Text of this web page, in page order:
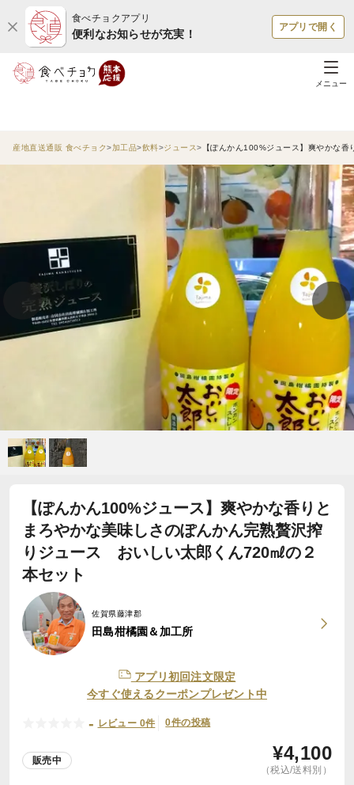
食べチョクアプリ
便利なお知らせが充実！
アプリで開く
メニュー
産地直送通販 食べチョク 加工品 飲料 ジュース 【ぽんかん100%ジュース】爽やかな
【ぽんかん100%ジュース】爽やかな香りと
まろやかな美味しさのぽんかん完熟贅沢搾
りジュース おいしい太郎くん720㎖の２
本セット
佐賀県藤津郡
田島柑橘園＆加工所
アプリ初回注文限定
今すぐ使えるクーポンプレゼント中
- レビュー 0件 0件の投稿
販売中 ¥4,100
（税込/送料別）